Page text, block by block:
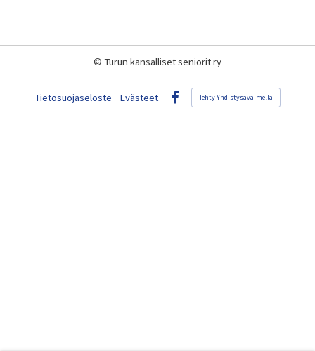
© Turun kansalliset seniorit ry
Tietosuojaseloste
Evästeet
Facebook
Tehty Yhdistysavaimella